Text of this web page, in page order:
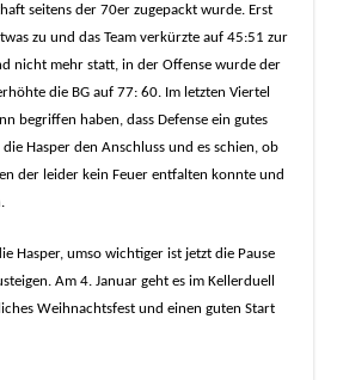
seitens der 70er zugepackt wurde. Erst
zu und das Team verkürzte auf 45:51 zur
nicht mehr statt, in der Offense wurde der
die BG auf 77: 60. Im letzten Viertel
begriffen haben, dass Defense ein gutes
Hasper den Anschluss und es schien, ob
der leider kein Feuer entfalten konnte und
Hasper, umso wichtiger ist jetzt die Pause
Am 4. Januar geht es im Kellerduell
Weihnachtsfest und einen guten Start